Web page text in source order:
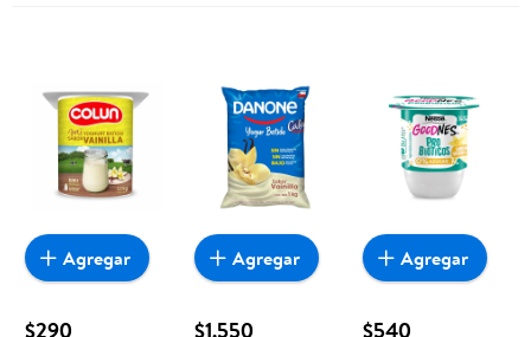
$290
Agregar
$1.550
Agregar
$540
Agregar